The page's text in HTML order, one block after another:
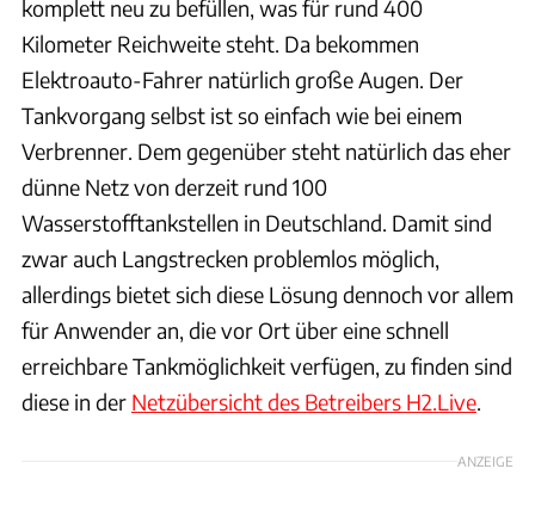
komplett neu zu befüllen, was für rund 400
Kilometer Reichweite steht. Da bekommen
Elektroauto-Fahrer natürlich große Augen. Der
Tankvorgang selbst ist so einfach wie bei einem
Verbrenner. Dem gegenüber steht natürlich das eher
dünne Netz von derzeit rund 100
Wasserstofftankstellen in Deutschland. Damit sind
zwar auch Langstrecken problemlos möglich,
allerdings bietet sich diese Lösung dennoch vor allem
für Anwender an, die vor Ort über eine schnell
erreichbare Tankmöglichkeit verfügen, zu finden sind
diese in der Netzübersicht des Betreibers H2.Live.
ANZEIGE